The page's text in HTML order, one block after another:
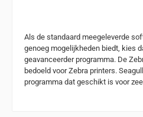
Als de standaard meegeleverde
genoeg mogelijkheden biedt, kies
geavanceerder programma. De
bedoeld voor Zebra printers.
programma dat geschikt is voor